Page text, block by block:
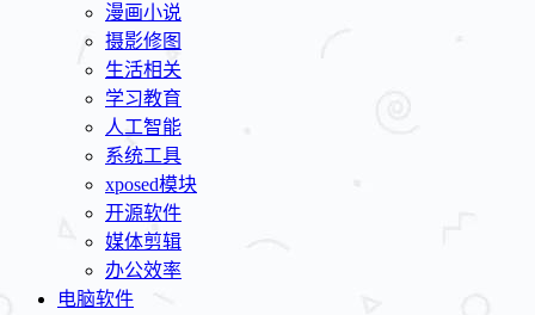
漫画小说
摄影修图
生活相关
学习教育
人工智能
系统工具
xposed模块
开源软件
媒体剪辑
办公效率
电脑软件